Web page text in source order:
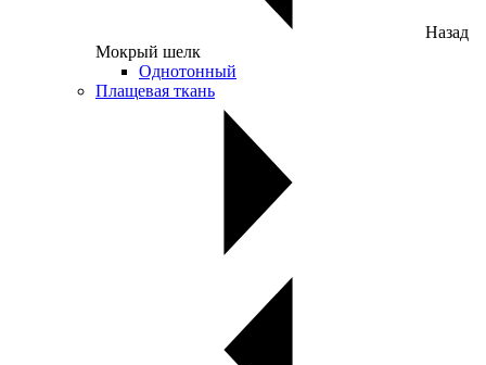
Назад
Мокрый шелк
Однотонный
Плащевая ткань